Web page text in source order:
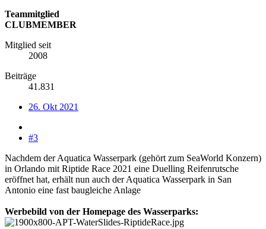
Teammitglied
CLUBMEMBER
Mitglied seit
2008
Beiträge
41.831
26. Okt 2021
#3
Nachdem der Aquatica Wasserpark (gehört zum SeaWorld Konzern)
in Orlando mit Riptide Race 2021 eine Duelling Reifenrutsche
eröffnet hat, erhält nun auch der Aquatica Wasserpark in San
Antonio eine fast baugleiche Anlage
Werbebild von der Homepage des Wasserparks: